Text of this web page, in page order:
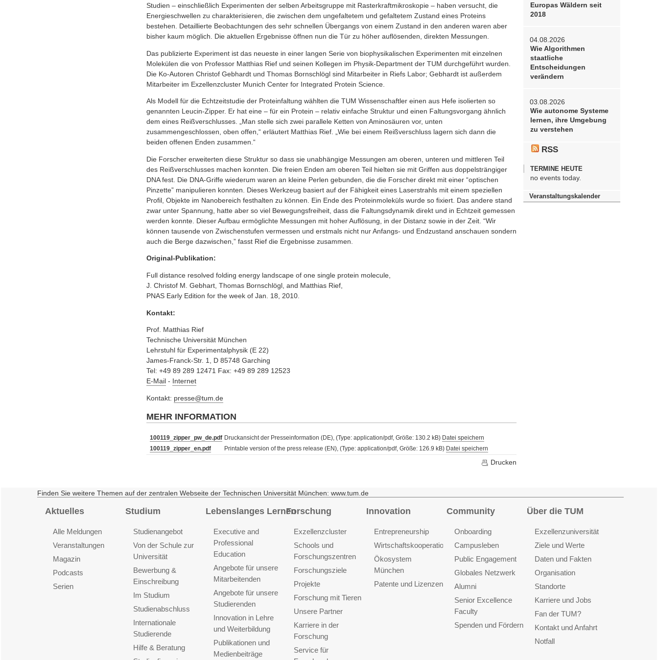
Studien – einschließlich Experimenten der selben Arbeitsgruppe mit Rasterkraftmikroskopie – haben versucht, die
Energieschwellen zu charakterisieren, die zwischen dem ungefaltetem und gefaltetem Zustand eines Proteins
bestehen. Detaillierte Beobachtungen des sehr schnellen Übergangs von einem Zustand in den anderen waren aber
bisher kaum möglich. Die aktuellen Ergebnisse öffnen nun die Tür zu höher auflösenden, direkten Messungen.
Das publizierte Experiment ist das neueste in einer langen Serie von biophysikalischen Experimenten mit einzelnen
Molekülen die von Professor Matthias Rief und seinen Kollegen im Physik-Department der TUM durchgeführt wurden.
Die Ko-Autoren Christof Gebhardt und Thomas Bornschlögl sind Mitarbeiter in Riefs Labor; Gebhardt ist außerdem
Mitarbeiter im Exzellenzcluster Munich Center for Integrated Protein Science.
Als Modell für die Echtzeitstudie der Proteinfaltung wählten die TUM Wissenschaftler einen aus Hefe isolierten so
genannten Leucin-Zipper. Er hat eine – für ein Protein – relativ einfache Struktur und einen Faltungsvorgang ähnlich
dem eines Reißverschlusses. „Man stelle sich zwei parallele Ketten von Aminosäuren vor, unten
zusammengeschlossen, oben offen,“ erläutert Matthias Rief. „Wie bei einem Reißverschluss lagern sich dann die
beiden offenen Enden zusammen.“
Die Forscher erweiterten diese Struktur so dass sie unabhängige Messungen am oberen, unteren und mittleren Teil
des Reißverschlusses machen konnten. Die freien Enden am oberen Teil hielten sie mit Griffen aus doppelsträngiger
DNA fest. Die DNA-Griffe wiederum waren an kleine Perlen gebunden, die die Forscher direkt mit einer “optischen
Pinzette” manipulieren konnten. Dieses Werkzeug basiert auf der Fähigkeit eines Laserstrahls mit einem speziellen
Profil, Objekte im Nanobereich festhalten zu können. Ein Ende des Proteinmoleküls wurde so fixiert. Das andere stand
zwar unter Spannung, hatte aber so viel Bewegungsfreiheit, dass die Faltungsdynamik direkt und in Echtzeit gemessen
werden konnte. Dieser Aufbau ermöglichte Messungen mit hoher Auflösung, in der Distanz sowie in der Zeit. “Wir
können tausende von Zwischenstufen vermessen und erstmals nicht nur Anfangs- und Endzustand anschauen sondern
auch die Berge dazwischen,” fasst Rief die Ergebnisse zusammen.
Original-Publikation:
Full distance resolved folding energy landscape of one single protein molecule,
J. Christof M. Gebhart, Thomas Bornschlögl, and Matthias Rief,
PNAS Early Edition for the week of Jan. 18, 2010.
Kontakt:
Prof. Matthias Rief
Technische Universität München
Lehrstuhl für Experimentalphysik (E 22)
James-Franck-Str. 1, D 85748 Garching
Tel: +49 89 289 12471 Fax: +49 89 289 12523
E-Mail - Internet
Kontakt: presse@tum.de
MEHR INFORMATION
100119_zipper_pw_de.pdf Druckansicht der Presseinformation (DE), (Type: application/pdf, Größe: 130.2 kB) Datei speichern
100119_zipper_en.pdf
Printable version of the press release (EN), (Type: application/pdf, Größe: 126.9 kB) Datei speichern
Drucken
Europas Wäldern seit
2018
04.08.2026
Wie Algorithmen
staatliche
Entscheidungen
verändern
03.08.2026
Wie autonome Systeme
lernen, ihre Umgebung
zu verstehen
RSS
TERMINE HEUTE
no events today.
Veranstaltungskalender
Finden Sie weitere Themen auf der zentralen Webseite der Technischen Universität München: www.tum.de
Aktuelles
Alle Meldungen
Veranstaltungen
Magazin
Podcasts
Serien
Studium
Studienangebot
Von der Schule zur
Universität
Bewerbung &
Einschreibung
Im Studium
Studienabschluss
Internationale
Studierende
Hilfe & Beratung
Lebenslanges Lernen
Executive and
Professional
Education
Angebote für unsere
Mitarbeitenden
Angebote für unsere
Studierenden
Innovation in Lehre
und Weiterbildung
Publikationen und
Medienbeiträge
Forschung
Exzellenzcluster
Schools und
Forschungszentren
Forschungsziele
Projekte
Forschung mit Tieren
Unsere Partner
Karriere in der
Forschung
Service für
Innovation
Entrepreneurship
Wirtschaftskooperationen
Ökosystem
München
Patente und Lizenzen
Community
Onboarding
Campusleben
Public Engagement
Globales Netzwerk
Alumni
Senior Excellence
Faculty
Spenden und Fördern
Über die TUM
Exzellenzuniversität
Ziele und Werte
Daten und Fakten
Organisation
Standorte
Karriere und Jobs
Fan der TUM?
Kontakt und Anfahrt
Notfall